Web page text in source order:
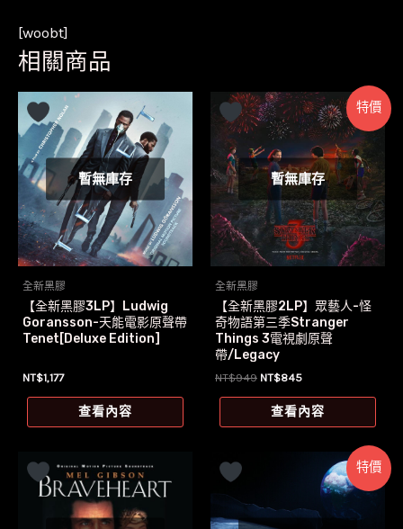
[woobt]
相關商品
暫無庫存
全新黑膠
【全新黑膠3LP】Ludwig
Goransson-天能電影原聲帶
Tenet[Deluxe Edition]
NT$1,177
查看內容
特價
暫無庫存
全新黑膠
【全新黑膠2LP】眾藝人-怪
奇物語第三季Stranger
Things 3電視劇原聲
帶/Legacy
NT$949 原
格：
NT$845目
價
格：
查看內容
特價